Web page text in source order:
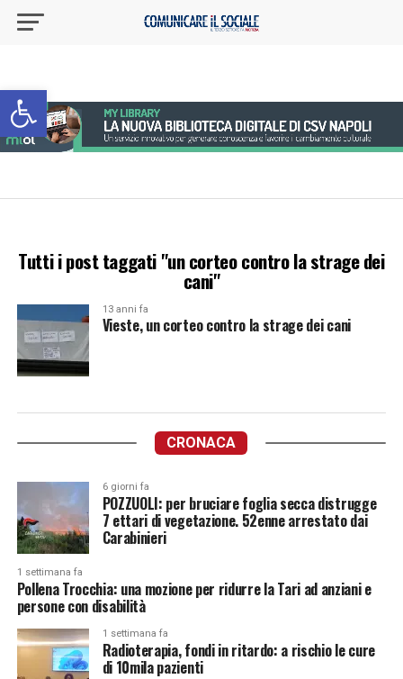
Apri la barra degli strumenti
Tutti i post taggati "un corteo contro la strage dei
cani"
13 anni fa
Vieste, un corteo contro la strage dei cani
CRONACA
6 giorni fa
POZZUOLI: per bruciare foglia secca distrugge
7 ettari di vegetazione. 52enne arrestato dai
Carabinieri
1 settimana fa
Pollena Trocchia: una mozione per ridurre la Tari ad anziani e
persone con disabilità
1 settimana fa
Radioterapia, fondi in ritardo: a rischio le cure
di 10mila pazienti